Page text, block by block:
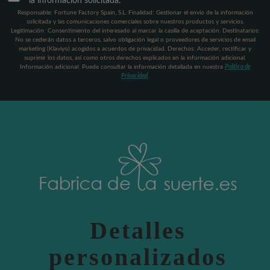
Responsable: Fortune Factory Spain, S.L. Finalidad: Gestionar el envío de la información
solicitada y las comunicaciones comerciales sobre nuestros productos y servicios.
Legitimación: Consentimiento del interesado al marcar la casilla de aceptación. Destinatarios:
No se cederán datos a terceros, salvo obligación legal o proveedores de servicios de email
marketing (Klaviyo) acogidos a acuerdos de privacidad. Derechos: Acceder, rectificar y
suprimir los datos, así como otros derechos explicados en la información adicional.
Información adicional: Puede consultar la información detallada en nuestra Política de
Privacidad.
Detalles
personalizados